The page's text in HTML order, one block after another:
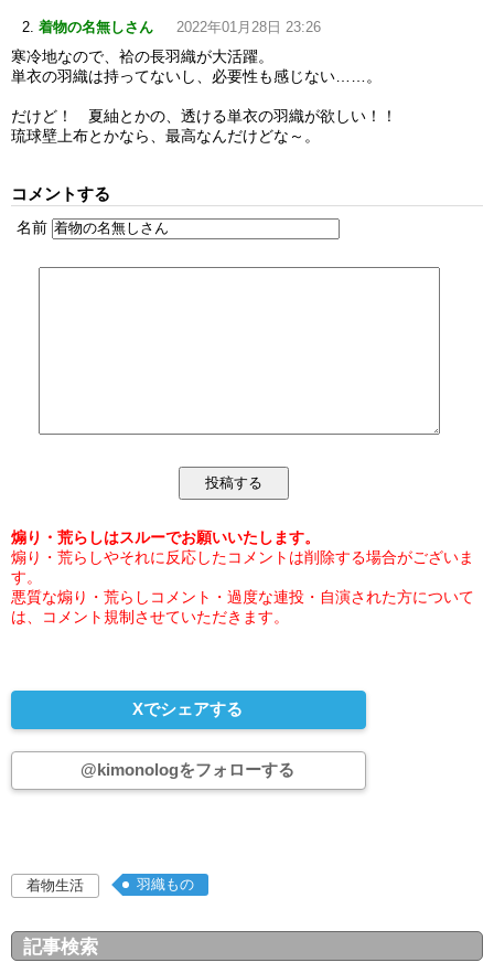
着物の名無しさん 2022年01月28日 23:26
寒冷地なので、袷の長羽織が大活躍。
単衣の羽織は持ってないし、必要性も感じない……。
だけど！ 夏紬とかの、透ける単衣の羽織が欲しい！！
琉球壁上布とかなら、最高なんだけどな～。
コメントする
名前
煽り・荒らしはスルーでお願いいたします。
煽り・荒らしやそれに反応したコメントは削除する場合がございま
す。
悪質な煽り・荒らしコメント・過度な連投・自演された方について
は、コメント規制させていただきます。
Xでシェアする
@kimonologをフォローする
着物生活 羽織もの
記事検索